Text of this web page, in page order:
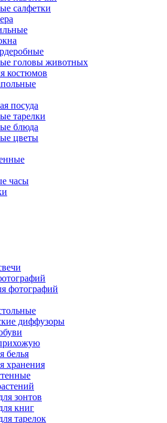
салфетки
головы животных
костюмов
посуда
тарелки
блюда
цветы
часы
фотографий
диффузоры
белья
хранения
зонтов
книг
тарелок